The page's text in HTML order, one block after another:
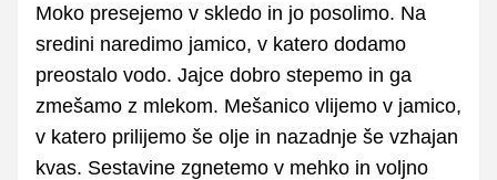
Moko presejemo v skledo in jo posolimo. Na
sredini naredimo jamico, v katero dodamo
preostalo vodo. Jajce dobro stepemo in ga
zmešamo z mlekom. Mešanico vlijemo v jamico,
v katero prilijemo še olje in nazadnje še vzhajan
kvas. Sestavine zgnetemo v mehko in voljno